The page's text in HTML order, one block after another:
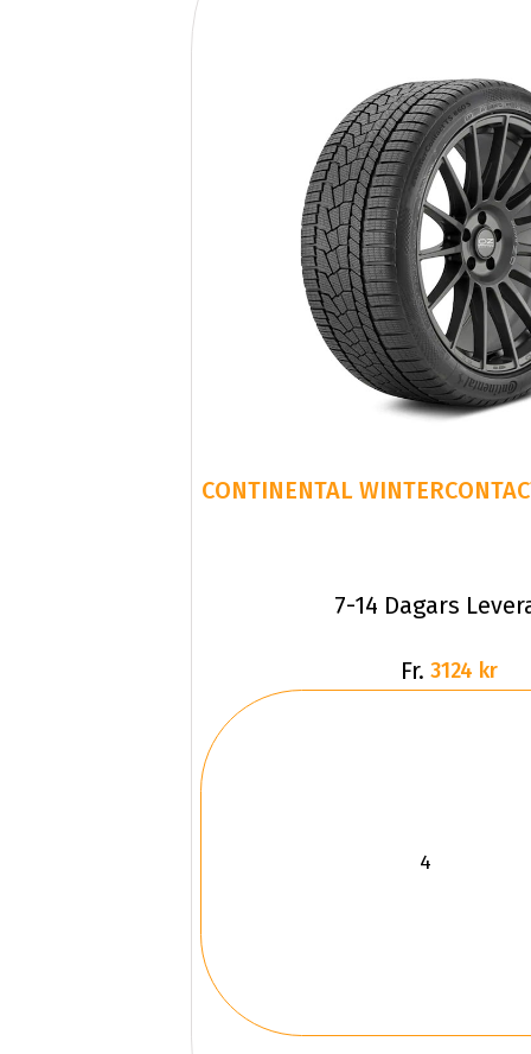
CONTINENTAL
7-14 Dagars
Fr. 3124 kr